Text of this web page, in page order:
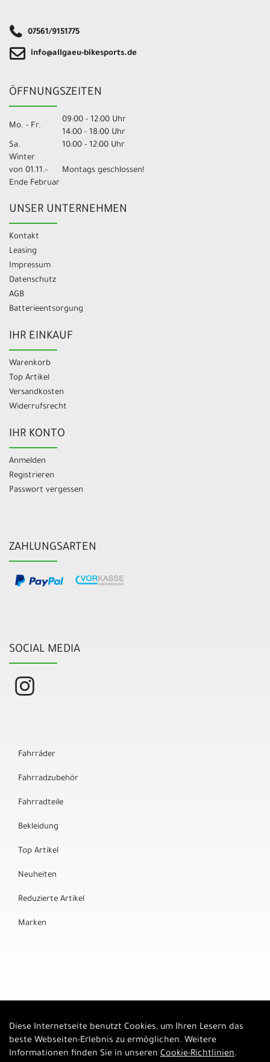
07561/9151775
info@allgaeu-bikesports.de
ÖFFNUNGSZEITEN
Mo. - Fr.
09:00 - 12:00 Uhr
14:00 - 18:00 Uhr
Sa.
10:00 - 12:00 Uhr
Winter
von 01.11.-
Ende Februar
Montags geschlossen!
UNSER UNTERNEHMEN
Kontakt
Leasing
Impressum
Datenschutz
AGB
Batterieentsorgung
IHR EINKAUF
Warenkorb
Top Artikel
Versandkosten
Widerrufsrecht
IHR KONTO
Anmelden
Registrieren
Passwort vergessen
ZAHLUNGSARTEN
SOCIAL MEDIA
Fahrräder
Fahrradzubehör
Fahrradteile
Bekleidung
Top Artikel
Neuheiten
Reduzierte Artikel
Marken
Diese Internetseite benutzt Cookies, um Ihren Lesern das
beste Webseiten-Erlebnis zu ermöglichen. Weitere
Informationen finden Sie in unseren Cookie-Richtlinien.
Auftrag widerrufen